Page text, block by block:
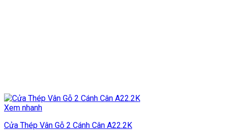
Xem nhanh
Cửa Thép Vân Gỗ 2 Cánh Cân A22.2K